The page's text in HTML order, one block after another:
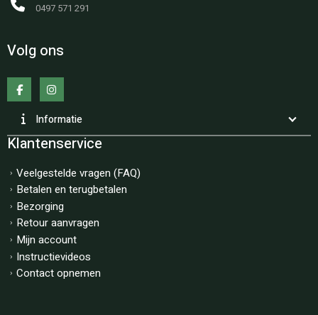
0497 571 291
Volg ons
Informatie
Klantenservice
Veelgestelde vragen (FAQ)
Betalen en terugbetalen
Bezorging
Retour aanvragen
Mijn account
Instructievideos
Contact opnemen